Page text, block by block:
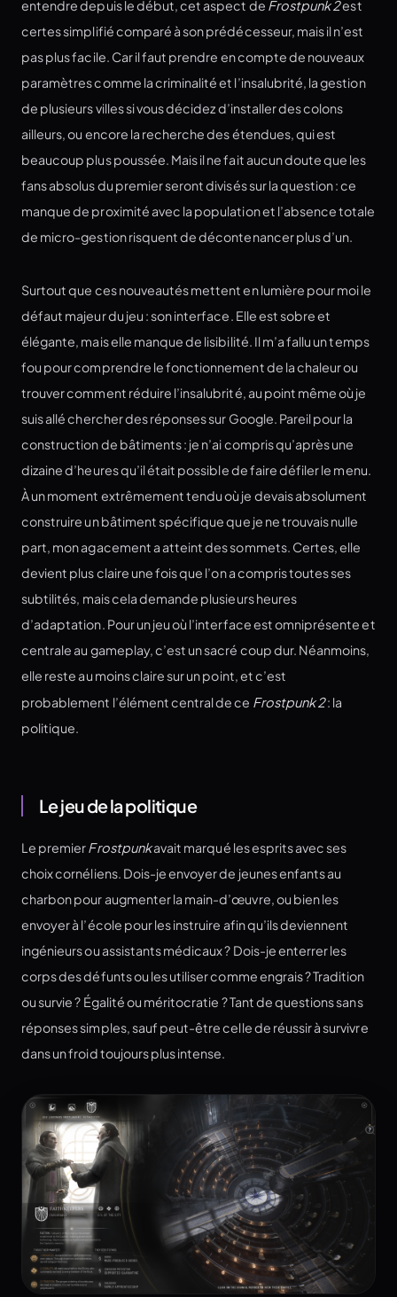
entendre depuis le début, cet aspect de Frostpunk 2est
certes simplifié comparé à son prédécesseur, mais il n’est
pas plus facile. Car il faut prendre en compte de nouveaux
paramètres comme la criminalité et l’insalubrité, la gestion
de plusieurs villes si vous décidez d’installer des colons
ailleurs, ou encore la recherche des étendues, qui est
beaucoup plus poussée. Mais il ne fait aucun doute que les
fans absolus du premier seront divisés sur la question : ce
manque de proximité avec la population et l’absence totale
de micro-gestion risquent de décontenancer plus d’un.
Surtout que ces nouveautés mettent en lumière pour moi le
défaut majeur du jeu : son interface. Elle est sobre et
élégante, mais elle manque de lisibilité. Il m’a fallu un temps
fou pour comprendre le fonctionnement de la chaleur ou
trouver comment réduire l’insalubrité, au point même où je
suis allé chercher des réponses sur Google. Pareil pour la
construction de bâtiments : je n’ai compris qu’après une
dizaine d’heures qu’il était possible de faire défiler le menu.
À un moment extrêmement tendu où je devais absolument
construire un bâtiment spécifique que je ne trouvais nulle
part, mon agacement a atteint des sommets. Certes, elle
devient plus claire une fois que l’on a compris toutes ses
subtilités, mais cela demande plusieurs heures
d’adaptation. Pour un jeu où l’interface est omniprésente et
centrale au gameplay, c’est un sacré coup dur. Néanmoins,
elle reste au moins claire sur un point, et c’est
probablement l’élément central de ce Frostpunk 2: la
politique.
Le jeu de la politique
Le premierFrostpunkavait marqué les esprits avec ses
choix cornéliens. Dois-je envoyer de jeunes enfants au
charbon pour augmenter la main-d’œuvre, ou bien les
envoyer à l’école pour les instruire afin qu’ils deviennent
ingénieurs ou assistants médicaux ? Dois-je enterrer les
corps des défunts ou les utiliser comme engrais ? Tradition
ou survie ? Égalité ou méritocratie ? Tant de questions sans
réponses simples, sauf peut-être celle de réussir à survivre
dans un froid toujours plus intense.